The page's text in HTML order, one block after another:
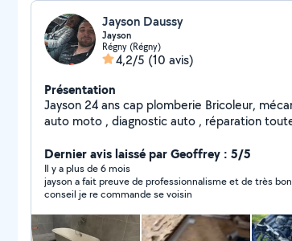
Jayson Daussy
Jayson
Régny (Régny)
4,2/5 (10 avis)
Présentation
Jayson 24 ans cap plomberie Bricoleur, mécanique
auto moto , diagnostic auto , réparation toute marque
Dernier avis laissé par Geoffrey : 5/5
Il y a plus de 6 mois
jayson a fait preuve de professionnalisme et de très bon
conseil je re commande se voisin